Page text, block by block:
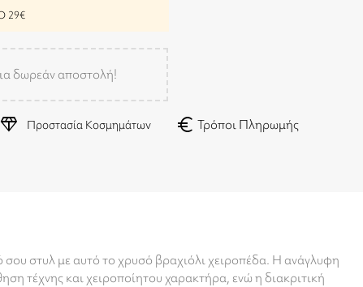
29€
δωρεάν αποστολή!
diamond Προστασία Κοσμημάτων euro Τρόποι Πληρωμής
σου στυλ με αυτό το χρυσό βραχιόλι χειροπέδα. Η ανάγλυφη
τέχνης και χειροποίητου χαρακτήρα, ενώ η διακριτική